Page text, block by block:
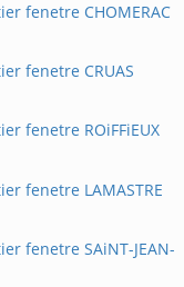
fenetre CHOMERAC
fenetre CRUAS
fenetre ROiFFiEUX
fenetre LAMASTRE
fenetre SAiNT-JEAN-